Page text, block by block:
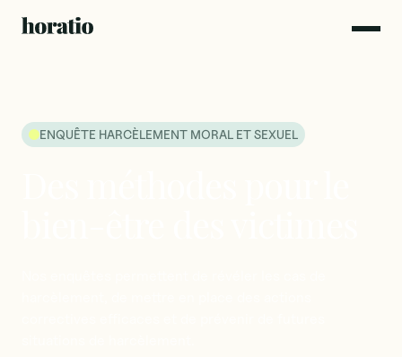
ENQUÊTE HARCÈLEMENT MORAL ET SEXUEL